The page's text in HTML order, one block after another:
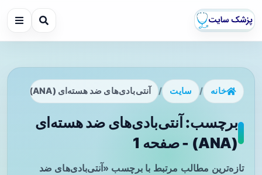
خانه / سایت / آنتی‌بادی‌های ضد هسته‌ای (ANA)
برچسب: آنتی‌بادی‌های ضد هسته‌ای
(ANA) - صفحه 1
تازه‌ترین مطالب مرتبط با برچسب «آنتی‌بادی‌های ضد